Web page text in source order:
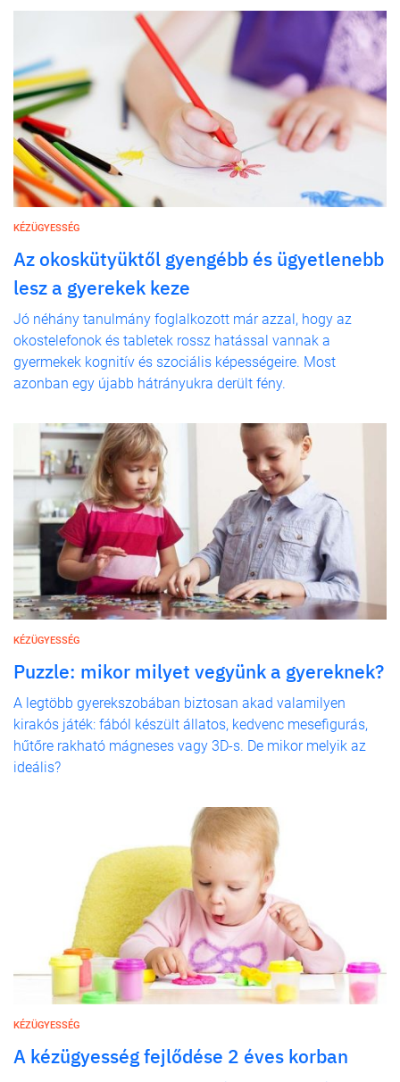
KÉZÜGYESSÉG
Az okoskütyüktől gyengébb és ügyetlenebb
lesz a gyerekek keze
Jó néhány tanulmány foglalkozott már azzal, hogy az
okostelefonok és tabletek rossz hatással vannak a
gyermekek kognitív és szociális képességeire. Most
azonban egy újabb hátrányukra derült fény.
KÉZÜGYESSÉG
Puzzle: mikor milyet vegyünk a gyereknek?
A legtöbb gyerekszobában biztosan akad valamilyen
kirakós játék: fából készült állatos, kedvenc mesefigurás,
hűtőre rakható mágneses vagy 3D-s. De mikor melyik az
ideális?
KÉZÜGYESSÉG
A kézügyesség fejlődése 2 éves korban